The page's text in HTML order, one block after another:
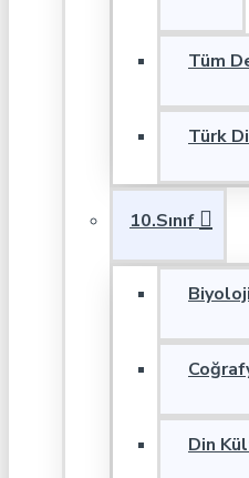
Tüm
Türk
10.Sınıf
Biyoloji
Din